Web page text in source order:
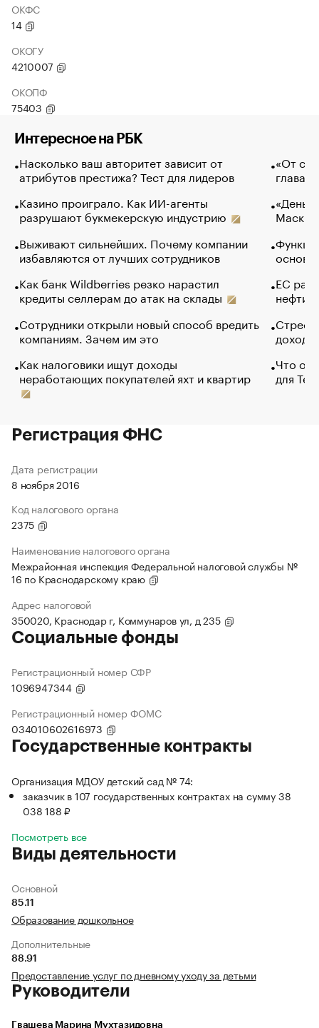
ОКФС
14
ОКОГУ
4210007
ОКОПФ
75403
Интересное на РБК
Насколько ваш авторитет зависит от
атрибутов престижа? Тест для лидеров
Казино проиграло. Как ИИ-агенты
разрушают букмекерскую индустрию
Выживают сильнейших. Почему компании
избавляются от лучших сотрудников
Как банк Wildberries резко нарастил
кредиты селлерам до атак на склады
Сотрудники открыли новый способ вредить
компаниям. Зачем им это
Как налоговики ищут доходы
неработающих покупателей яхт и квартир
«От
глава
Маск в
основ
ЕС
нефти
Что
для
Регистрация ФНС
Дата регистрации
8 ноября 2016
Код налогового органа
2375
Наименование налогового органа
Межрайонная инспекция Федеральной налоговой службы №
16 по Краснодарскому краю
Адрес налоговой
350020, Краснодар г, Коммунаров ул, д 235
Социальные фонды
Регистрационный номер СФР
1096947344
Регистрационный номер ФОМС
034010602616973
Государственные контракты
Организация МДОУ детский сад № 74:
заказчик в 107 государственных контрактах на сумму 38
038 188 ₽
Посмотреть все
Виды деятельности
Основной
85.11
Образование дошкольное
Дополнительные
88.91
Предоставление услуг по дневному уходу за детьми
Руководители
Гвашева Марина Мухтазидовна